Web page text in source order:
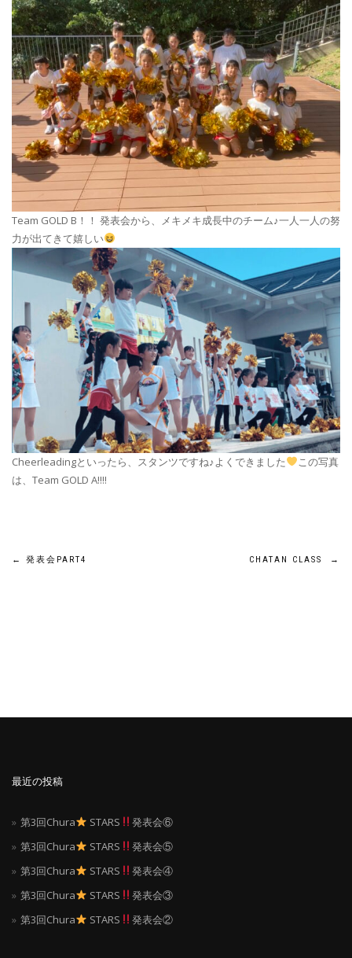
Team GOLD B！！ 発表会から、メキメキ成長中のチーム♪一人一人の努
力が出てきて嬉しい
Cheerleadingといったら、スタンツですね♪よくできました
この写真
は、Team GOLD A!!!!
投
ン
← 発表会PART4 CHATAN CLASS →
最近の投稿
第3回Chura STARS
発表会⑥
第3回Chura
STARS
発表会⑤
第3回Chura
STARS
発表会④
第3回Chura
STARS
発表会③
第3回Chura
STARS 発表会②